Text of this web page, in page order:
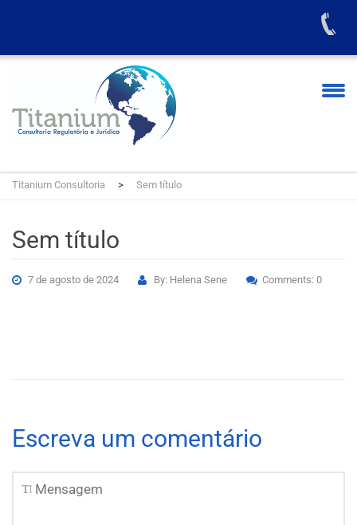
Titanium Consultoria > Sem título
Sem título
7 de agosto de 2024 By: Helena Sene Comments: 0
Escreva um comentário